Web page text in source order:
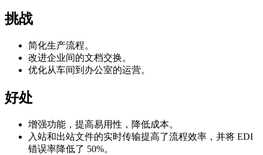
挑战
简化生产流程。
改进企业间的文档交换。
优化从车间到办公室的运营。
好处
增强功能，提高易用性，降低成本。
入站和出站文件的实时传输提高了流程效率，并将 EDI
错误率降低了 50%。